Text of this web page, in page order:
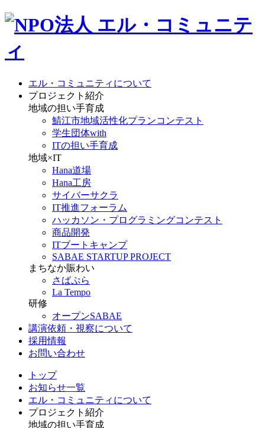
エル・コミュニティについて
プロジェクト紹介
地域の担い手育成
鯖江市地域活性化プランコンテスト
学生団体with
ITの担い手育成
地域×IT
Hana道場
Hana工房
サイバーサクラ
IT推進フォーラム
ハッカソン・プログラミングコンテスト
商品開発
ITブートキャンプ
SABAE STARTUP PROJECT
まちなか賑わい
さばぷら
La Tempo
研修
オープンSABAE
講演依頼・視察について
採用情報
お問い合わせ
トップ
お知らせ一覧
エル・コミュニティについて
プロジェクト紹介
地域の担い手育成